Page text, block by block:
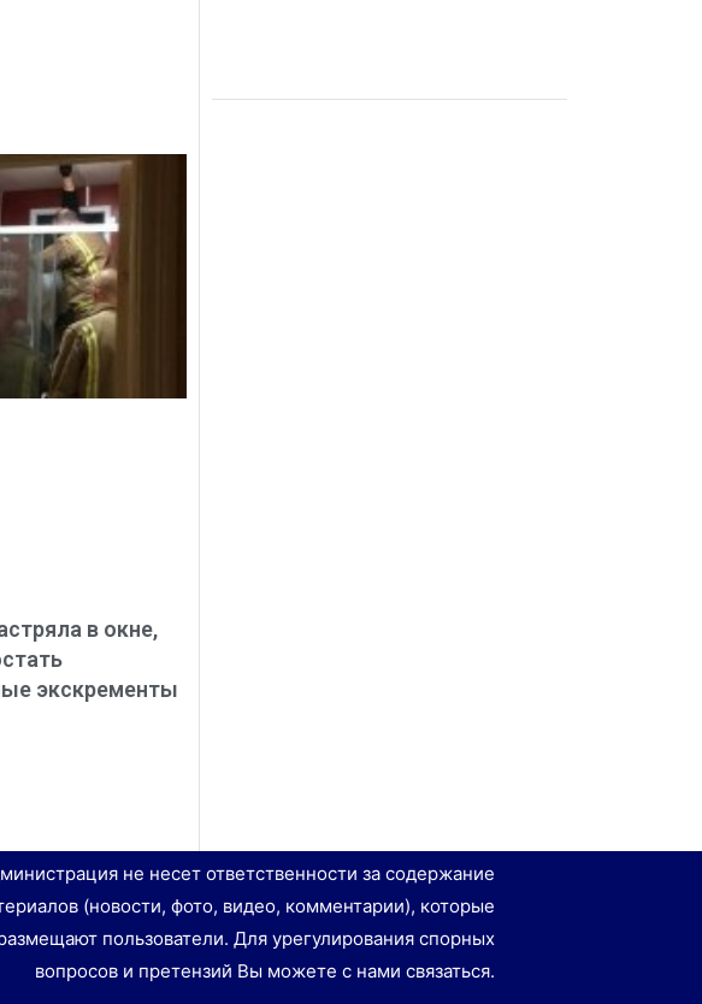
в окне,
экскременты
не несет ответственности за содержание
(новости, фото, видео, комментарии), которые
пользователи. Для урегулирования спорных
вопросов и претензий Вы можете с нами связаться.